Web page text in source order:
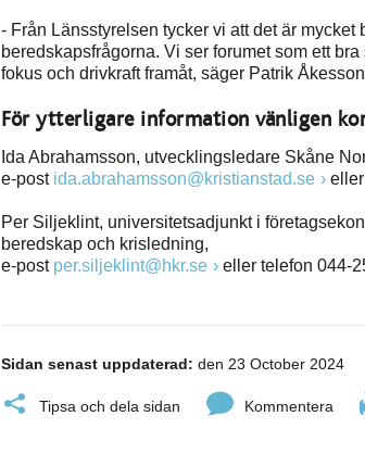
- Från Länsstyrelsen tycker vi att det är
beredskapsfrågorna. Vi ser forumet som ett
fokus och drivkraft framåt, säger Patrik
För ytterligare information vänligen
Ida Abrahamsson, utvecklingsledare Skåne
e-post ida.abrahamsson@kristianstad.se
Per Siljeklint, universitetsadjunkt i
beredskap och krisledning,
e-post per.siljeklint@hkr.se eller telefon 044-
Sidan senast uppdaterad: den 23 October 2024
Tipsa och dela sidan Kommentera